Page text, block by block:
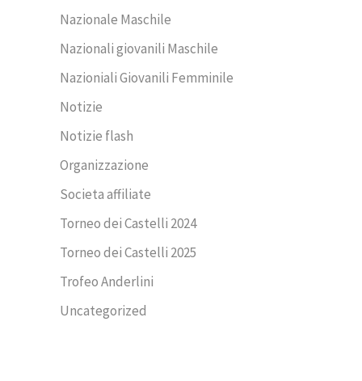
Nazionale Maschile
Nazionali giovanili Maschile
Nazioniali Giovanili Femminile
Notizie
Notizie flash
Organizzazione
Societa affiliate
Torneo dei Castelli 2024
Torneo dei Castelli 2025
Trofeo Anderlini
Uncategorized